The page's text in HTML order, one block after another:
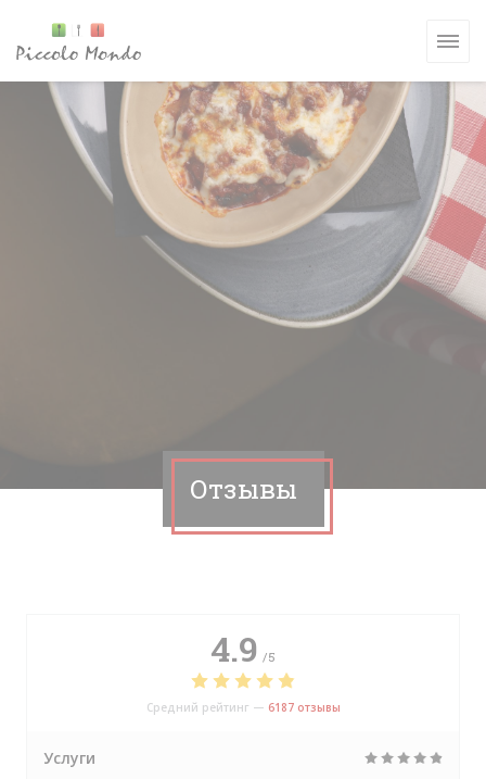
Отзывы
4.9 /5
Средний рейтинг — 6187 отзывы
Услуги